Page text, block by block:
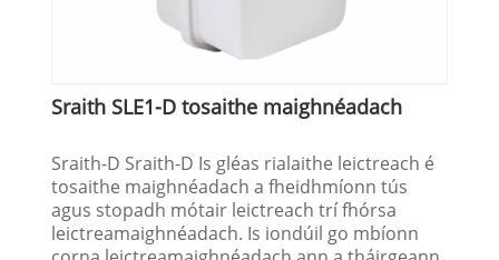
Sraith SLE1-D tosaithe maighnéadach
Sraith-D Sraith-D Is gléas rialaithe leictreach é
tosaithe maighnéadach a fheidhmíonn tús
agus stopadh mótair leictreach trí fhórsa
leictreamaighnéadach. Is iondúil go mbíonn